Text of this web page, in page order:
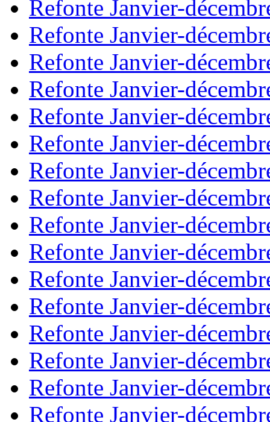
Refonte Janvier-
Refonte Janvier-
Refonte Janvier-
Refonte Janvier-
Refonte Janvier-
Refonte Janvier-
Refonte Janvier-
Refonte Janvier-
Refonte Janvier-
Refonte Janvier-
Refonte Janvier-
Refonte Janvier-
Refonte Janvier-
Refonte Janvier-
Refonte Janvier-
Refonte Janvier-